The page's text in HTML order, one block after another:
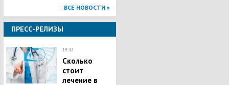
ВСЕ НОВОСТИ »
ПРЕСС-РЕЛИЗЫ
19:42
Сколько
стоит
лечение в